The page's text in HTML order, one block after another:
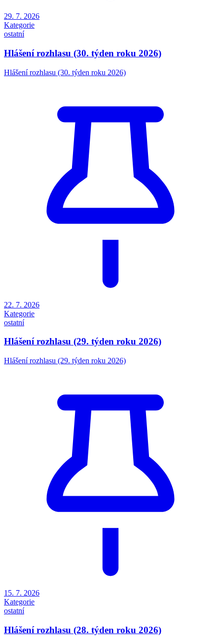
29. 7. 2026
Kategorie
ostatní
Hlášení rozhlasu (30. týden roku 2026)
Hlášení rozhlasu (30. týden roku 2026)
22. 7. 2026
Kategorie
ostatní
Hlášení rozhlasu (29. týden roku 2026)
Hlášení rozhlasu (29. týden roku 2026)
15. 7. 2026
Kategorie
ostatní
Hlášení rozhlasu (28. týden roku 2026)